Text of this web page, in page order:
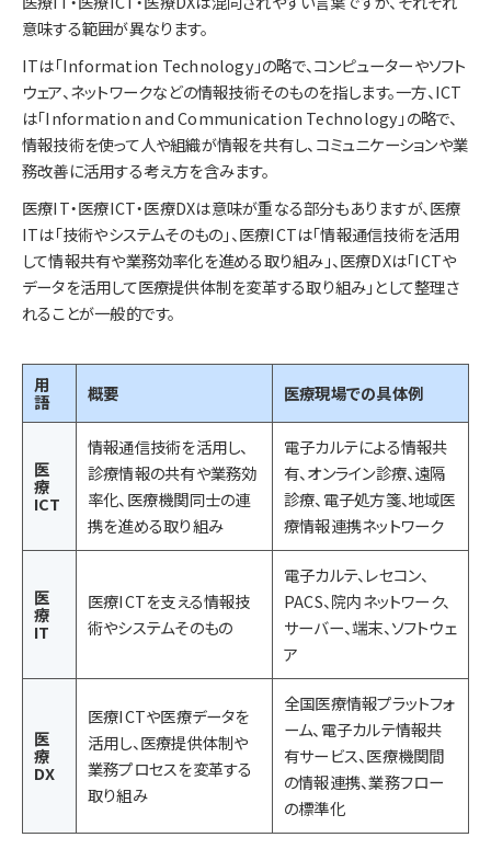
意味する範囲が異なります。
ITは「Information Technology」の略で、コンピューターやソフト
ウェア、ネットワークなどの情報技術そのものを指します。一方、ICT
は「Information and Communication Technology」の略で、
情報技術を使って人や組織が情報を共有し、コミュニケーションや業
務改善に活用する考え方を含みます。
医療IT・医療ICT・医療DXは意味が重なる部分もありますが、医療
ITは「技術やシステムそのもの」、医療ICTは「情報通信技術を活用
して情報共有や業務効率化を進める取り組み」、医療DXは「ICTや
データを活用して医療提供体制を変革する取り組み」として整理さ
れることが一般的です。
用
語 概要 医療現場での具体例
医
療
ICT
情報通信技術を活用し、
診療情報の共有や業務効
率化、医療機関同士の連
携を進める取り組み
電子カルテによる情報共
有、オンライン診療、遠隔
診療、電子処方箋、地域医
療情報連携ネットワーク
医
療
IT
医療ICTを支える情報技
術やシステムそのもの
電子カルテ、レセコン、
PACS、院内ネットワーク、
サーバー、端末、ソフトウェ
ア
医
療
DX
医療ICTや医療データを
活用し、医療提供体制や
業務プロセスを変革する
取り組み
全国医療情報プラットフォ
ーム、電子カルテ情報共
有サービス、医療機関間
の情報連携、業務フロー
の標準化